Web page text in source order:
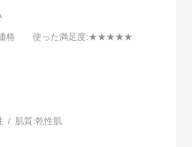
格 使った満足度:★★★★★
肌質:乾性肌